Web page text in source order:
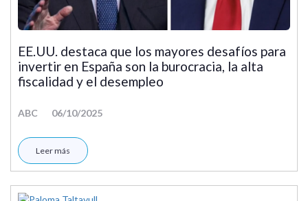
EE.UU. destaca que los mayores desafíos para
invertir en España son la burocracia, la alta
fiscalidad y el desempleo
ABC 06/10/2025
Leer más